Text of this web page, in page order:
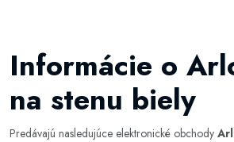
Informácie o
na stenu biely
Predávajú nasledujúce elektronické obchody